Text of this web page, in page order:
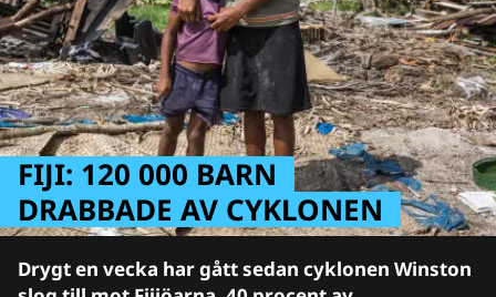
FIJI: 120 000 BARN
DRABBADE AV CYKLONEN
Drygt en vecka har gått sedan cyklonen Winston